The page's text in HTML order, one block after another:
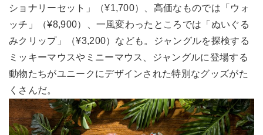
ショナリーセット」（¥1,700）、高価なものでは「ウォ
ッチ」（¥8,900）、一風変わったところでは「ぬいぐる
みクリップ」（¥3,200）なども。ジャングルを探検する
ミッキーマウスやミニーマウス、ジャングルに登場する
動物たちがユニークにデザインされた特別なグッズがた
くさんだ。